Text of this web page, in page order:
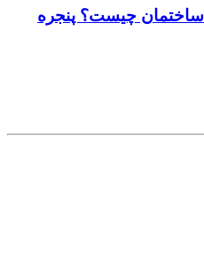
ساختمان چیست؟ پنجره